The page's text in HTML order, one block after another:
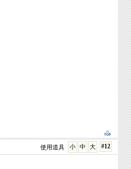
#12
大
中
小
使用道具